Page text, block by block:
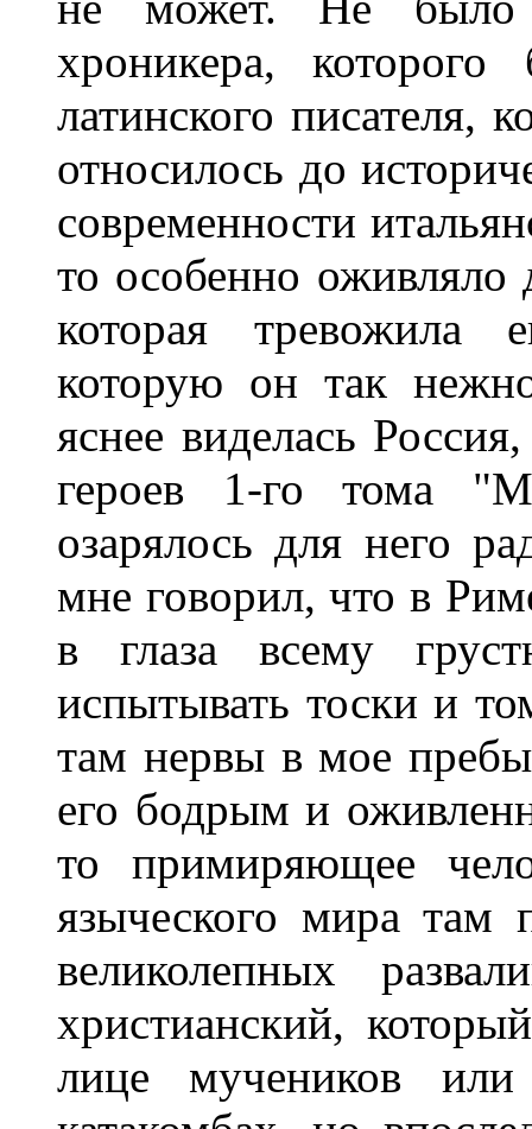
хроникера,
латинского писателя,
относилось до
современности
то особенно оживляло
которая тревожила
которую он так
яснее виделась
героев 1-го тома
озарялось для него
мне говорил, что в
в глаза всему
испытывать тоски и
там нервы в мое
его бодрым и
то примиряющее
языческого мира там
великолепных
христианский,
лице мучеников